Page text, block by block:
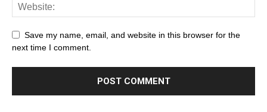
Save my name, email, and website in this browser for the
next time I comment.